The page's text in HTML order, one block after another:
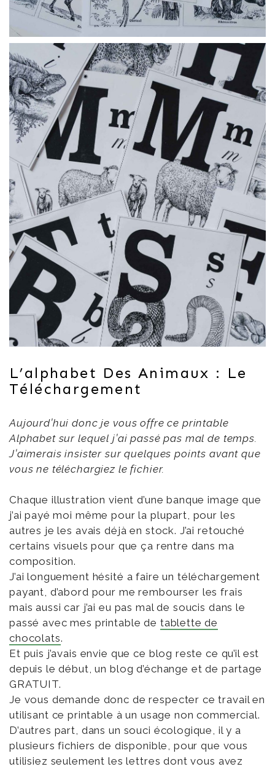
L’alphabet Des Animaux : Le
Téléchargement
Aujourd’hui donc je vous offre ce printable
Alphabet sur lequel j’ai passé pas mal de temps.
J’aimerais insister sur quelques points avant que
vous ne téléchargiez le fichier.
Chaque illustration vient d’une banque image que
j’ai payé moi même pour la plupart, pour les
autres je les avais déjà en stock. J’ai retouché
certains visuels pour que ça rentre dans ma
composition.
J’ai longuement hésité a faire un téléchargement
payant, d’abord pour me rembourser les frais
mais aussi car j’ai eu pas mal de soucis dans le
passé avec mes printable de tablette de
chocolats.
Et puis j’avais envie que ce blog reste ce qu’il est
depuis le début, un blog d’échange et de partage
GRATUIT.
Je vous demande donc de respecter ce travail en
utilisant ce printable à un usage non commercial.
D’autres part, dans un souci écologique, il y a
plusieurs fichiers de disponible, pour que vous
utilisiez seulement les lettres dont vous avez